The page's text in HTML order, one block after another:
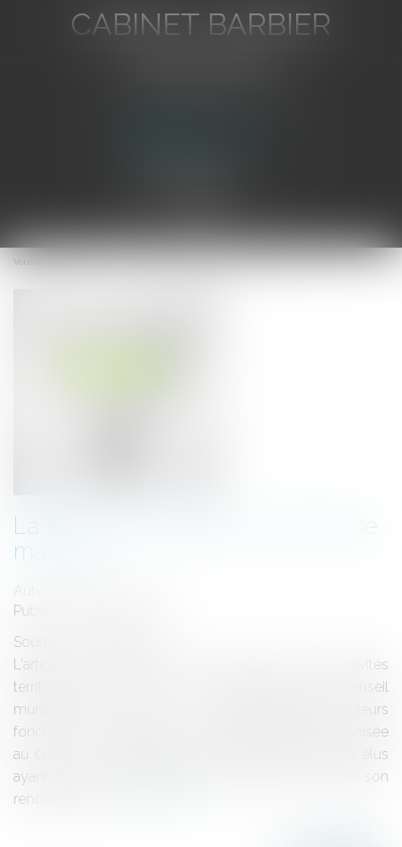
CABINET BARBIER
Ouvrir
le
Vous êtes ici :
La formation des élus en début de
mandat
Auteur : PORCHET Thomas
Publié le :
Source :
L'article L. 2123-12 du code général des collectivités
territoriales, dispose que : " Les membres d'un conseil
municipal ont droit à une formation adaptée à leurs
fonctions. Une formation est obligatoirement organisée
au cours de la première année de mandat pour les élus
ayant reçu une délégation. Dans les trois mois suivant son
renouvelleme...